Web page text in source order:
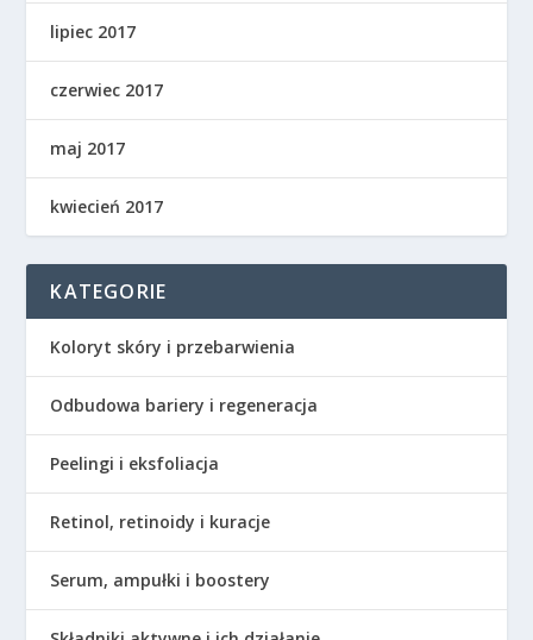
lipiec 2017
czerwiec 2017
maj 2017
kwiecień 2017
KATEGORIE
Koloryt skóry i przebarwienia
Odbudowa bariery i regeneracja
Peelingi i eksfoliacja
Retinol, retinoidy i kuracje
Serum, ampułki i boostery